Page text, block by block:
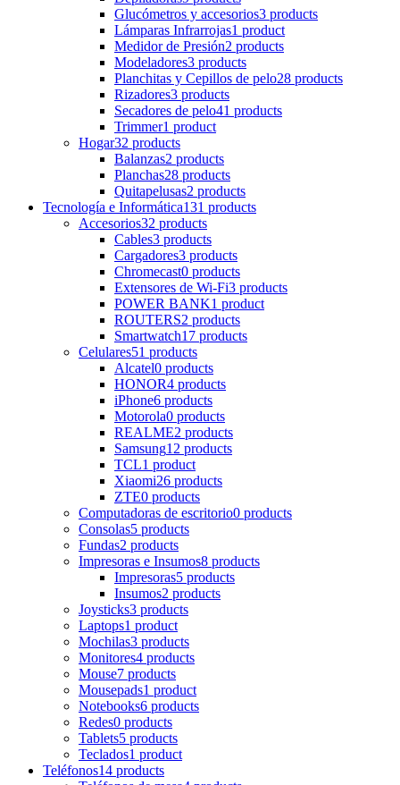
Glucómetros y accesorios3 products
Lámparas Infrarrojas1 product
Medidor de Presión2 products
Modeladores3 products
Planchitas y Cepillos de pelo28 products
Rizadores3 products
Secadores de pelo41 products
Trimmer1 product
Hogar32 products
Balanzas2 products
Planchas28 products
Quitapelusas2 products
Tecnología e Informática131 products
Accesorios32 products
Cables3 products
Cargadores3 products
Chromecast0 products
Extensores de Wi-Fi3 products
POWER BANK1 product
ROUTERS2 products
Smartwatch17 products
Celulares51 products
Alcatel0 products
HONOR4 products
iPhone6 products
Motorola0 products
REALME2 products
Samsung12 products
TCL1 product
Xiaomi26 products
ZTE0 products
Computadoras de escritorio0 products
Consolas5 products
Fundas2 products
Impresoras e Insumos8 products
Impresoras5 products
Insumos2 products
Joysticks3 products
Laptops1 product
Mochilas3 products
Monitores4 products
Mouse7 products
Mousepads1 product
Notebooks6 products
Redes0 products
Tablets5 products
Teclados1 product
Teléfonos14 products